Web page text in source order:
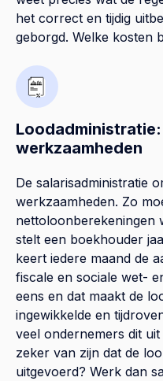
het correct en tijdig
geborgd. Welke kosten
Loodadministratie:
werkzaamheden
De salarisadministratie
werkzaamheden. Zo
nettoloonberekeningen
stelt een boekhouder
keert iedere maand de
fiscale en sociale wet-
eens en dat maakt de
ingewikkelde en
veel ondernemers dit
zeker van zijn dat de
uitgevoerd? Werk dan